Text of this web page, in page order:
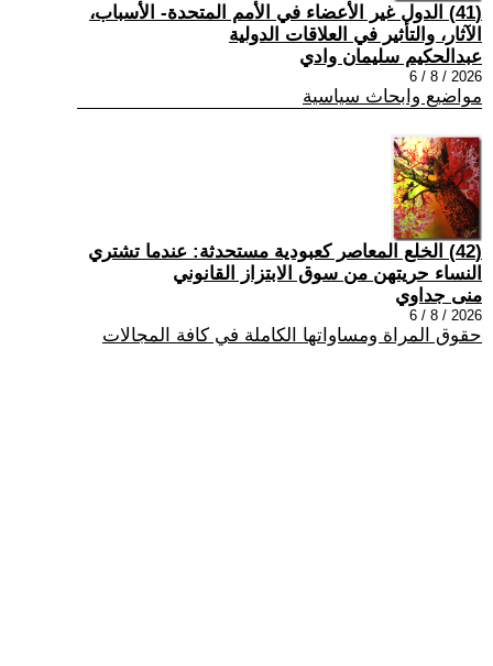
(41) الدول غير الأعضاء في الأمم المتحدة- الأسباب،
الآثار، والتأثير في العلاقات الدولية
عبدالحكيم سليمان وادي
2026 / 8 / 6
مواضيع وابحاث سياسية
(42) الخلع المعاصر كعبودية مستحدثة: عندما تشتري
النساء حريتهن من سوق الابتزاز القانوني
منى جداوي
2026 / 8 / 6
حقوق المراة ومساواتها الكاملة في كافة المجالات